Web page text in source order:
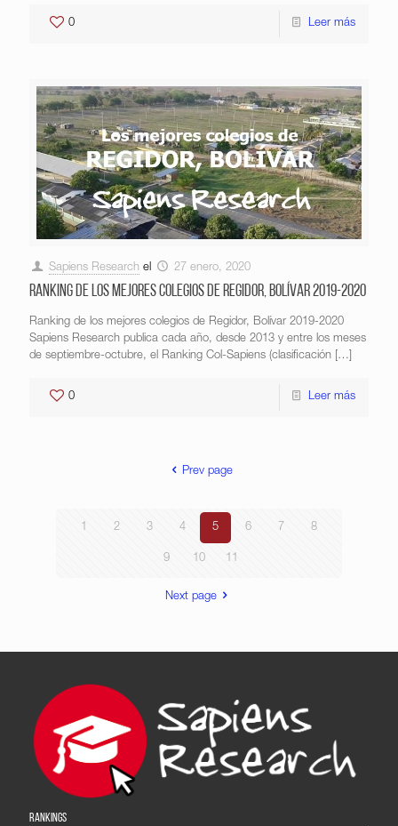
0 Leer más
Sapiens Research el 27 enero, 2020
Ranking de los mejores colegios de Regidor, Bolívar 2019-2020
Ranking de los mejores colegios de Regidor, Bolívar 2019-2020
Sapiens Research publica cada año, desde 2013 y entre los meses
de septiembre-octubre, el Ranking Col-Sapiens (clasificación […]
0 Leer más
Prev page
1 2 3 4 5 6 7 8
9 10 11
Next page
RANKINGS